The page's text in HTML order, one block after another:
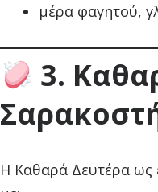
μέρα φαγητού,
3.
Η Καθαρά Δευτέρα ως